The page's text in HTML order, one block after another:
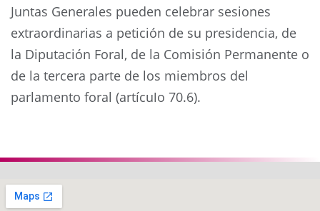
Juntas Generales pueden celebrar sesiones
extraordinarias a petición de su presidencia, de
la Diputación Foral, de la Comisión Permanente o
de la tercera parte de los miembros del
parlamento foral (artículo 70.6).